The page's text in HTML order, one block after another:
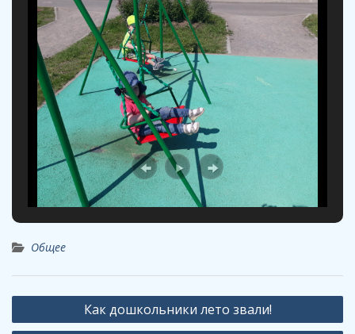
Общее
Навигация
по
Как дошкольники лето звали!